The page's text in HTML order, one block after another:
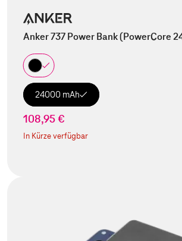
Anker 737 Power Bank (PowerCore
24000 mAh
108,95 €
In Kürze verfügbar